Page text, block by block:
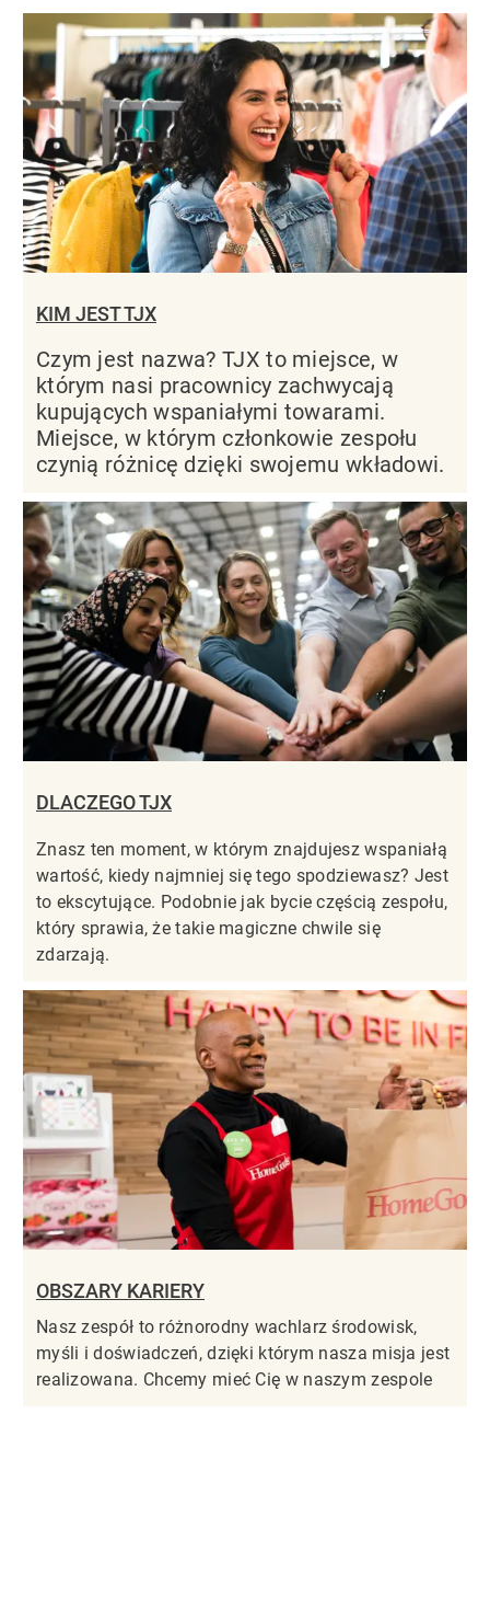
KIM JEST TJX
Czym jest nazwa? TJX to miejsce, w
którym nasi pracownicy zachwycają
kupujących wspaniałymi towarami.
Miejsce, w którym członkowie zespołu
czynią różnicę dzięki swojemu wkładowi.
DLACZEGO TJX
Znasz ten moment, w którym znajdujesz wspaniałą
wartość, kiedy najmniej się tego spodziewasz? Jest
to ekscytujące. Podobnie jak bycie częścią zespołu,
który sprawia, że takie magiczne chwile się
zdarzają.
OBSZARY KARIERY
Nasz zespół to różnorodny wachlarz środowisk,
myśli i doświadczeń, dzięki którym nasza misja jest
realizowana. Chcemy mieć Cię w naszym zespole